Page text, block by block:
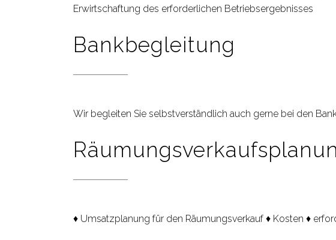
Erwirtschaftung des erforderlichen Betriebsergebnisses
Bankbegleitung
Wir begleiten Sie selbstverständlich auch gerne bei den
♦ Umsatzplanung für den Räumungsverkauf ♦ Kosten ♦